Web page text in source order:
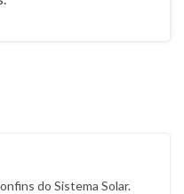
do Sistema Solar.